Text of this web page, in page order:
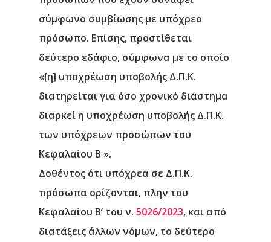
σύμφωνο συμβίωσης με υπόχρεο
πρόσωπο. Επίσης, προστίθεται
δεύτερο εδάφιο, σύμφωνα με το οποίο
«[η] υποχρέωση υποβολής Δ.Π.Κ.
διατηρείται για όσο χρονικό διάστημα
διαρκεί η υποχρέωση υποβολής Δ.Π.Κ.
των υπόχρεων προσώπων του
Κεφαλαίου Β ».
Δοθέντος ότι υπόχρεα σε Δ.Π.Κ.
πρόσωπα ορίζονται, πλην του
Κεφαλαίου Β’ του ν. 5026/2023, και από
διατάξεις άλλων νόμων, το δεύτερο